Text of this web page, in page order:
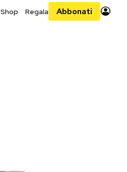
Shop Regala Abbonati